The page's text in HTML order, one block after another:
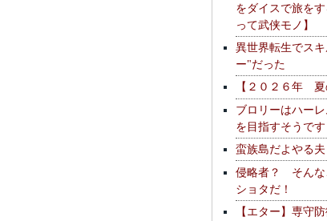
をダイスで旅を
って武侠モノ】
異世界転生でス
ー"だった
【２０２６年 夏
ブロリーはハー
を目指すそうです
蛮族島だよやる
侵略者？ そんな
ショタだ！
【エター】専守